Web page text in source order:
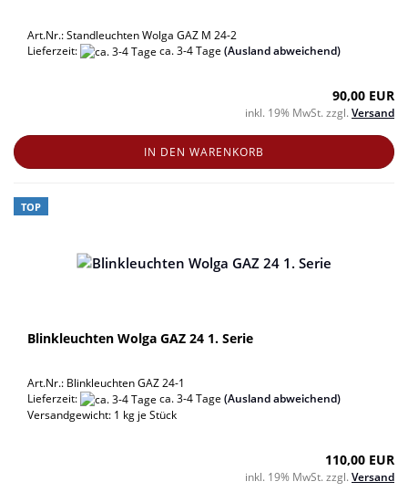
Art.Nr.: Standleuchten Wolga GAZ M 24-2
Lieferzeit:
ca. 3-4 Tage (Ausland abweichend)
90,00 EUR
inkl. 19% MwSt. zzgl. Versand
IN DEN WARENKORB
TOP
Blinkleuchten Wolga GAZ 24 1. Serie
Art.Nr.: Blinkleuchten GAZ 24-1
Lieferzeit:
ca. 3-4 Tage (Ausland abweichend)
Versandgewicht: 1 kg je Stück
110,00 EUR
inkl. 19% MwSt. zzgl. Versand